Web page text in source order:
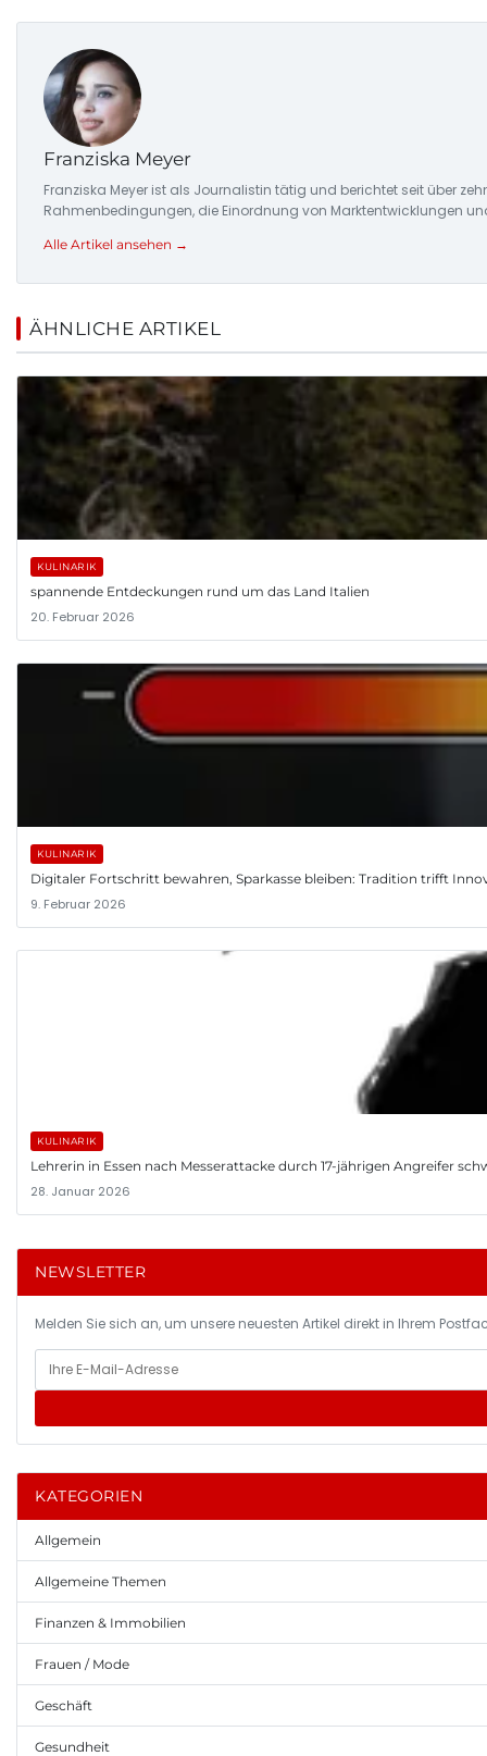
Franziska Meyer
Franziska Meyer ist als Journalistin tätig und berichtet seit über
Rahmenbedingungen, die Einordnung von Marktentwicklungen
Alle Artikel ansehen →
ÄHNLICHE ARTIKEL
KULINARIK
spannende Entdeckungen rund um das Land Italien
20. Februar 2026
KULINARIK
Digitaler Fortschritt bewahren, Sparkasse bleiben: Tradition trifft
9. Februar 2026
KULINARIK
Lehrerin in Essen nach Messerattacke durch 17-jährigen Angreifer
28. Januar 2026
NEWSLETTER
Melden Sie sich an, um unsere neuesten Artikel direkt in Ihrem
KATEGORIEN
Allgemein
Allgemeine Themen
Finanzen & Immobilien
Frauen / Mode
Geschäft
Gesundheit